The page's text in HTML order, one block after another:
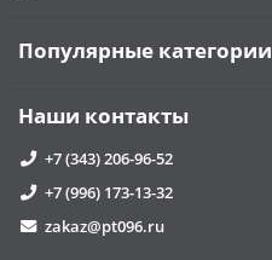
Популярные категории
Наши контакты
+7 (343) 206-96-52
+7 (996) 173-13-32
zakaz@pt096.ru